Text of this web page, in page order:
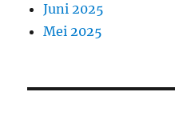
Juni 2025
Mei 2025